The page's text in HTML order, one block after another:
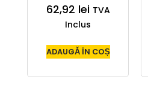
62,92 lei TVA
Inclus
ADAUGĂ ÎN COȘ